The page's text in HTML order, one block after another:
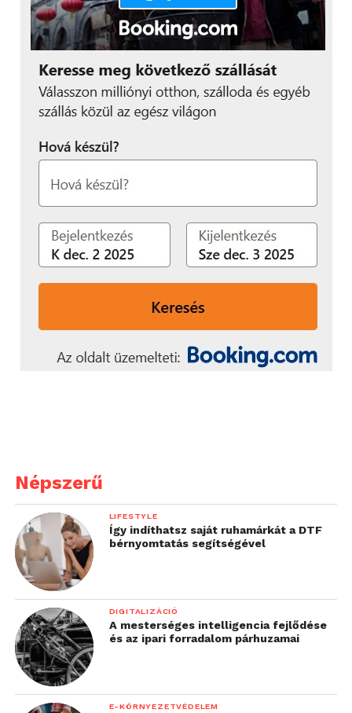
Népszerű
LIFESTYLE
Így indíthatsz saját ruhamárkát a DTF
bérnyomtatás segítségével
DIGITALIZÁCIÓ
A mesterséges intelligencia fejlődése
és az ipari forradalom párhuzamai
E-KÖRNYEZETVÉDELEM